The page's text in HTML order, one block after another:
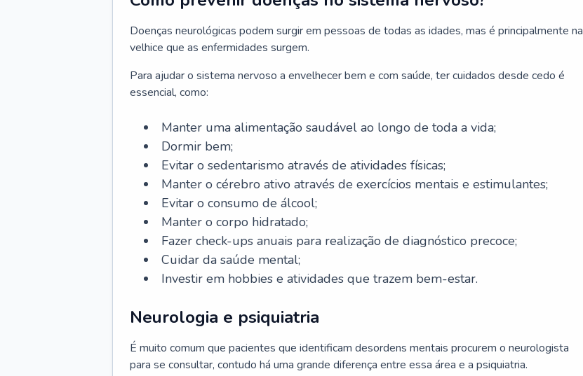
Doenças neurológicas podem surgir em pessoas de todas as idades, mas é principalmente na
velhice que as enfermidades surgem.
Para ajudar o sistema nervoso a envelhecer bem e com saúde, ter cuidados desde cedo é
essencial, como:
Manter uma alimentação saudável ao longo de toda a vida;
Dormir bem;
Evitar o sedentarismo através de atividades físicas;
Manter o cérebro ativo através de exercícios mentais e estimulantes;
Evitar o consumo de álcool;
Manter o corpo hidratado;
Fazer check-ups anuais para realização de diagnóstico precoce;
Cuidar da saúde mental;
Investir em hobbies e atividades que trazem bem-estar.
Neurologia e psiquiatria
É muito comum que pacientes que identificam desordens mentais procurem o neurologista
para se consultar, contudo há uma grande diferença entre essa área e a psiquiatria.